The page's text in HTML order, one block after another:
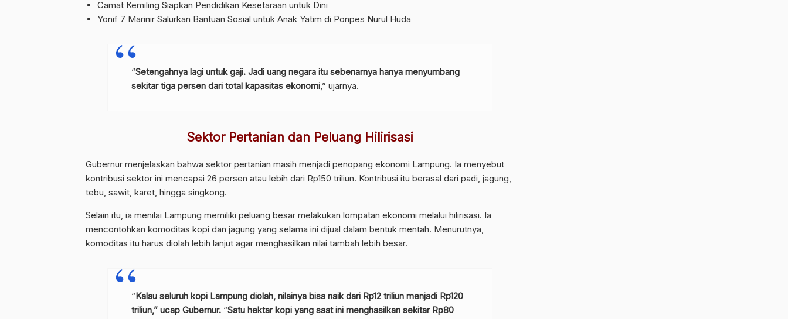
Camat Kemiling Siapkan Pendidikan Kesetaraan untuk Dini
Yonif 7 Marinir Salurkan Bantuan Sosial untuk Anak Yatim di Ponpes Nurul Huda
“Setengahnya lagi untuk gaji. Jadi uang negara itu sebenarnya hanya menyumbang
sekitar tiga persen dari total kapasitas ekonomi,” ujarnya.
Sektor Pertanian dan Peluang Hilirisasi
Gubernur menjelaskan bahwa sektor pertanian masih menjadi penopang ekonomi Lampung. Ia menyebut
kontribusi sektor ini mencapai 26 persen atau lebih dari Rp150 triliun. Kontribusi itu berasal dari padi, jagung,
tebu, sawit, karet, hingga singkong.
Selain itu, ia menilai Lampung memiliki peluang besar melakukan lompatan ekonomi melalui hilirisasi. Ia
mencontohkan komoditas kopi dan jagung yang selama ini dijual dalam bentuk mentah. Menurutnya,
komoditas itu harus diolah lebih lanjut agar menghasilkan nilai tambah lebih besar.
“Kalau seluruh kopi Lampung diolah, nilainya bisa naik dari Rp12 triliun menjadi Rp120
triliun,” ucap Gubernur.“Satu hektar kopi yang saat ini menghasilkan sekitar Rp80